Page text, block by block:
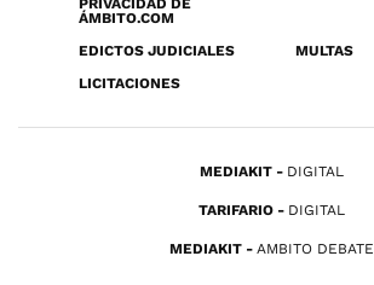
PRIVACIDAD DE
ÁMBITO.COM
EDICTOS JUDICIALES
MULTAS
LICITACIONES
MEDIAKIT DIGITAL
TARIFARIO DIGITAL
MEDIAKIT AMBITO DEBATE